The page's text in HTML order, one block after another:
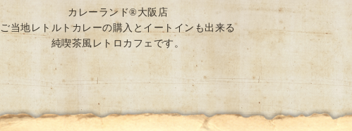
カレーランド®大阪店
ご当地レトルトカレーの購入とイートインも出来る
純喫茶風レトロカフェです。